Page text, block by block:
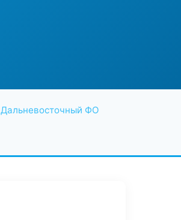
Дальневосточный ФО